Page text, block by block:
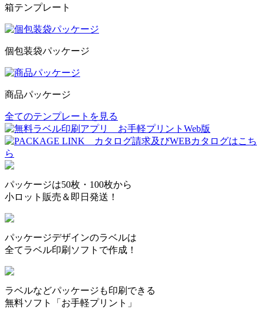
箱テンプレート
個包装袋パッケージ
商品パッケージ
全てのテンプレートを見る
パッケージは50枚・100枚から
小ロット販売＆即日発送！
パッケージデザインのラベルは
全てラベル印刷ソフトで作成！
ラベルなどパッケージも印刷できる
無料ソフト「お手軽プリント」